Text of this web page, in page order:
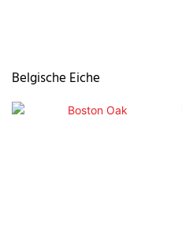
Belgische Eiche